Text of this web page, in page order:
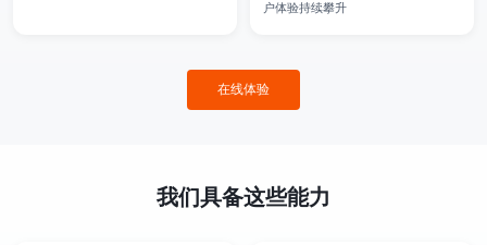
户体验持续攀升
在线体验
我们具备这些能力